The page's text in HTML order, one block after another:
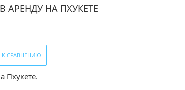
АРЕНДУ НА ПХУКЕТЕ
К СРАВНЕНИЮ
Пхукете.